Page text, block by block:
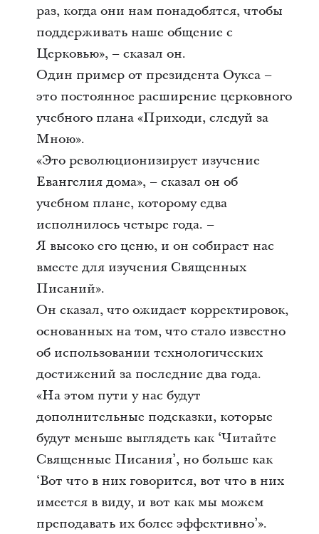
раз, когда они нам понадобятся, чтобы
поддерживать наше общение с
Церковью», – сказал он.
Один пример от президента Оукса –
это постоянное расширение церковного
учебного плана «Приходи, следуй за
Мною».
«Это революционизирует изучение
Евангелия дома», – сказал он об
учебном плане, которому едва
исполнилось четыре года. –
Я высоко его ценю, и он собирает нас
вместе для изучения Священных
Писаний».
Он сказал, что ожидает корректировок,
основанных на том, что стало известно
об использовании технологических
достижений за последние два года.
«На этом пути у нас будут
дополнительные подсказки, которые
будут меньше выглядеть как ‘Читайте
Священные Писания’, но больше как
‘Вот что в них говорится, вот что в них
имеется в виду, и вот как мы можем
преподавать их более эффективно’».